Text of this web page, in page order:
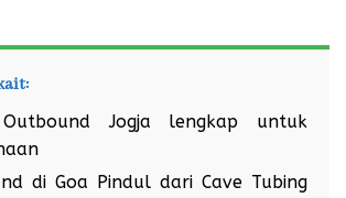
Jogja lengkap untuk
di Goa Pindul dari Cave Tubing